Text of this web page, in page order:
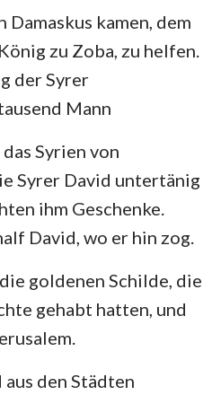
Damaskus kamen, dem
zu Zoba, zu helfen.
der Syrer
Mann
Syrien von
Syrer David untertänig
ihm Geschenke.
David, wo er hin zog.
goldenen Schilde, die
gehabt hatten, und
aus den Städten